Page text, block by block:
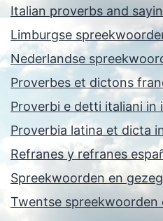
Italian proverbs and
Limburgse
Nederlandse
Proverbes et dictons
Proverbi e detti italiani in
Proverbia latina et dicta
Refranes y refranes
Spreekwoorden en
Twentse spreekwoorden